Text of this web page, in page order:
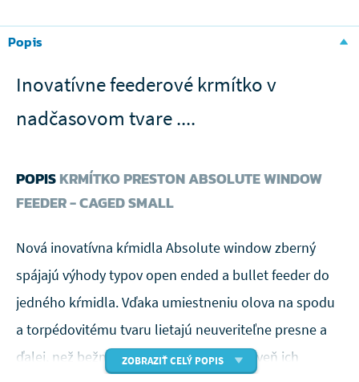
Popis
Inovatívne feederové krmítko v
nadčasovom tvare ....
POPISKRMÍTKO PRESTON ABSOLUTE WINDOW
FEEDER - CAGED SMALL
Nová inovatívna kŕmidla Absolute window zberný
spájajú výhody typov open ended a bullet feeder do
jedného kŕmidla. Vďaka umiestneniu olova na spodu
a torpédovitému tvaru lietajú neuveriteľne presne a
ďalej, než bežná klietkové kŕmidla. Zároveň ich
ZOBRAZIŤ CELÝ POPIS